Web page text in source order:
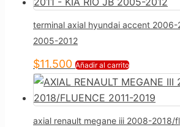
terminal axial hyundai accent 2006-
2005-2012
$11.500 Añadir al carrito
axial renault megane iii 2008-2018/